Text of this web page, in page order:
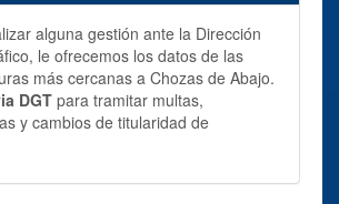
alguna gestión ante la Dirección
le ofrecemos los datos de las
más cercanas a Chozas de Abajo.
DGT para tramitar multas,
y cambios de titularidad de